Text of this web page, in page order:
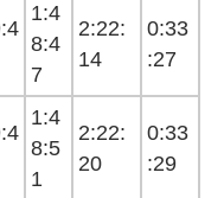
1:4
8:4
7
2:22:
14
0:33
:27
1:4
8:5
1
2:22:
20
0:33
:29